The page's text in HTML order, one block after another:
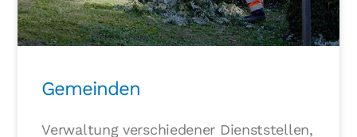
Gemeinden
Verwaltung verschiedener Dienststellen,